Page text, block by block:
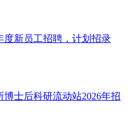
度新员工招聘，计划招录
士后科研流动站2026年招